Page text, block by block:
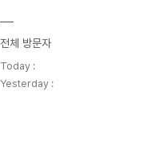
전체 방문자
Today :
Yesterday :